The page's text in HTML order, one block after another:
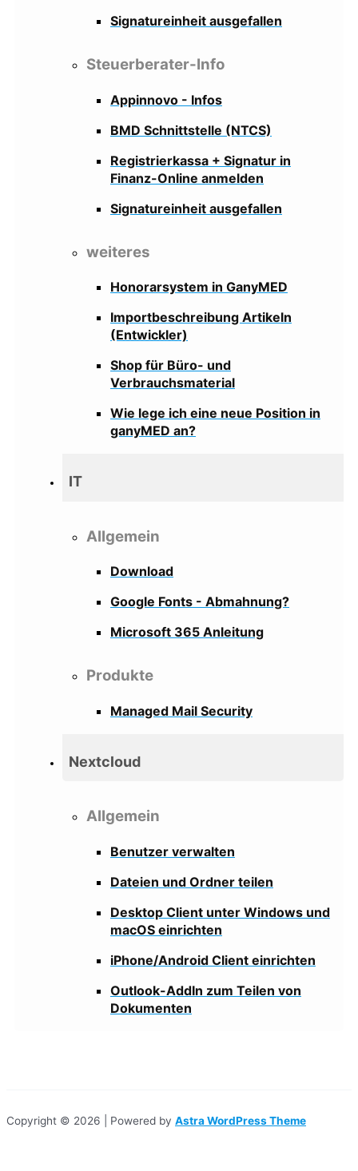
Signatureinheit ausgefallen
Steuerberater-Info
Appinnovo - Infos
BMD Schnittstelle (NTCS)
Registrierkassa + Signatur in
Finanz-Online anmelden
Signatureinheit ausgefallen
weiteres
Honorarsystem in GanyMED
Importbeschreibung Artikeln
(Entwickler)
Shop für Büro- und
Verbrauchsmaterial
Wie lege ich eine neue Position in
ganyMED an?
IT
Allgemein
Download
Google Fonts - Abmahnung?
Microsoft 365 Anleitung
Produkte
Managed Mail Security
Nextcloud
Allgemein
Benutzer verwalten
Dateien und Ordner teilen
Desktop Client unter Windows und
macOS einrichten
iPhone/Android Client einrichten
Outlook-AddIn zum Teilen von
Dokumenten
Copyright © 2026 | Powered by Astra WordPress Theme